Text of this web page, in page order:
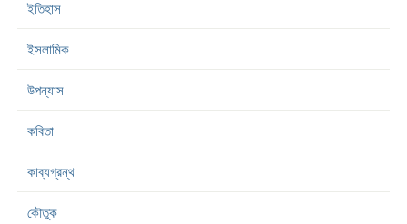
ইতিহাস
ইসলামিক
উপন্যাস
কবিতা
কাব্যগ্রন্থ
কৌতুক